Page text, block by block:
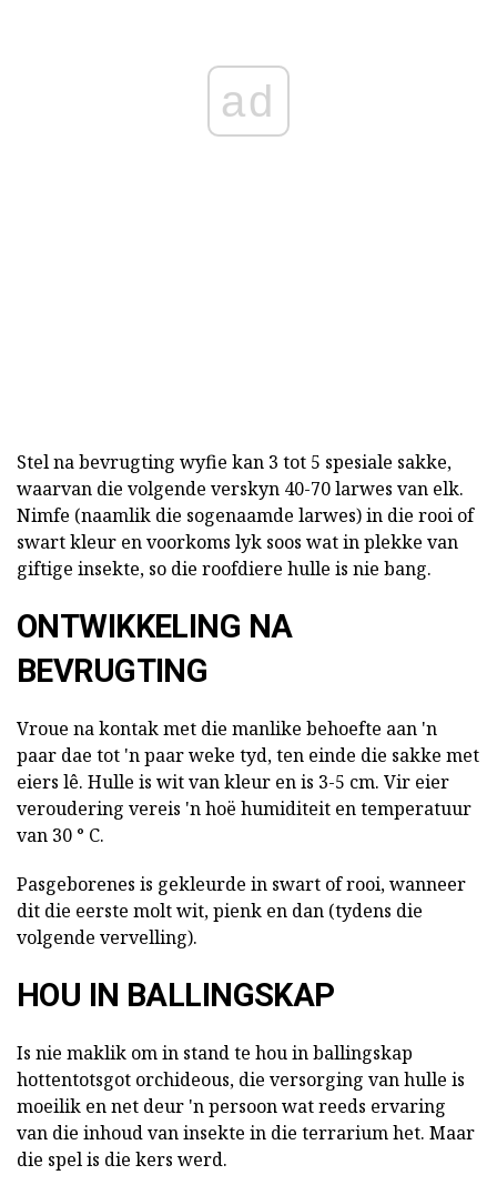
ad
Stel na bevrugting wyfie kan 3 tot 5 spesiale sakke,
waarvan die volgende verskyn 40-70 larwes van elk.
Nimfe (naamlik die sogenaamde larwes) in die rooi of
swart kleur en voorkoms lyk soos wat in plekke van
giftige insekte, so die roofdiere hulle is nie bang.
ONTWIKKELING NA
BEVRUGTING
Vroue na kontak met die manlike behoefte aan 'n
paar dae tot 'n paar weke tyd, ten einde die sakke met
eiers lê. Hulle is wit van kleur en is 3-5 cm. Vir eier
veroudering vereis 'n hoë humiditeit en temperatuur
van 30 ° C.
Pasgeborenes is gekleurde in swart of rooi, wanneer
dit die eerste molt wit, pienk en dan (tydens die
volgende vervelling).
HOU IN BALLINGSKAP
Is nie maklik om in stand te hou in ballingskap
hottentotsgot orchideous, die versorging van hulle is
moeilik en net deur 'n persoon wat reeds ervaring
van die inhoud van insekte in die terrarium het. Maar
die spel is die kers werd.